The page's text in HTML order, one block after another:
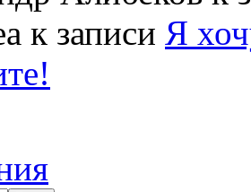
к записи Я